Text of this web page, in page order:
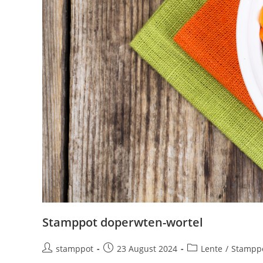
Stamppot doperwten-wortel
stamppot 23 August 2024 Lente /